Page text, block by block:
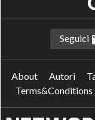
Seguici
About Autori